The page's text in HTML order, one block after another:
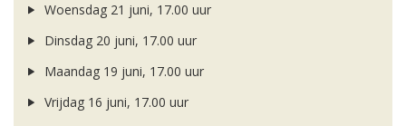
Woensdag 21 juni, 17.00 uur
Dinsdag 20 juni, 17.00 uur
Maandag 19 juni, 17.00 uur
Vrijdag 16 juni, 17.00 uur